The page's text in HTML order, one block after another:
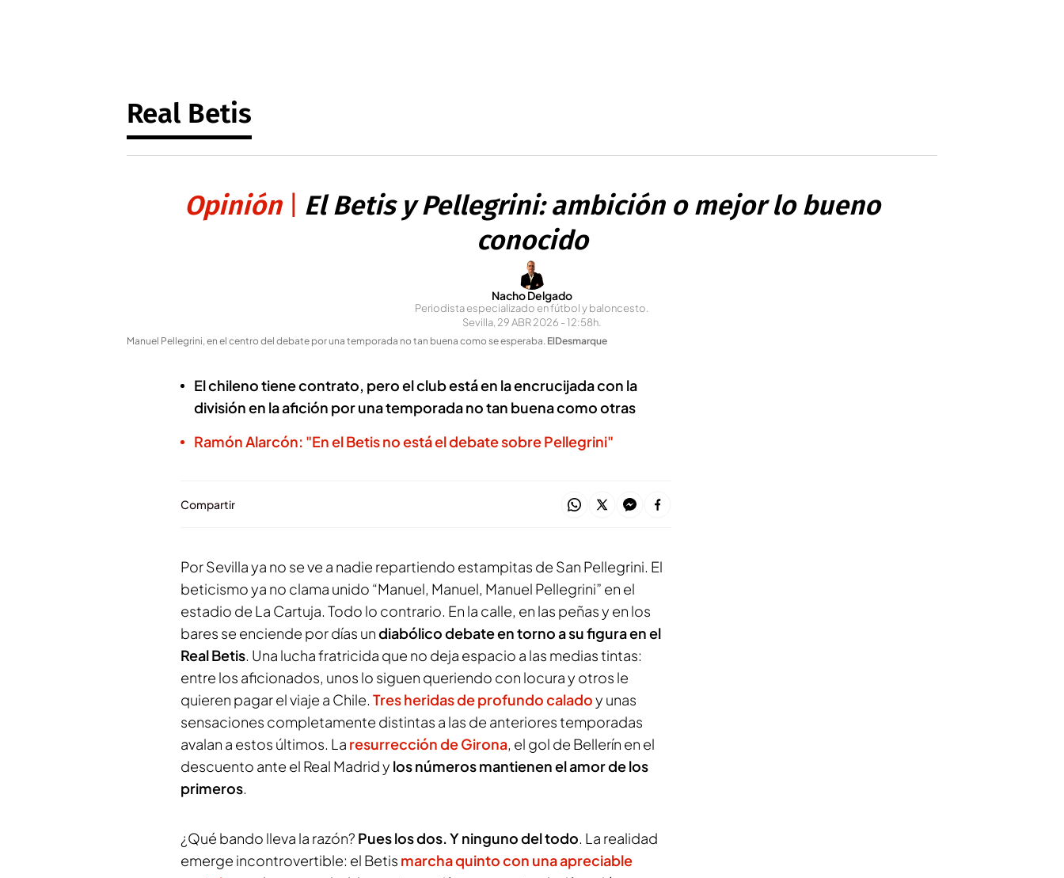
Real Betis
Opinión
El Betis y Pellegrini: ambición o mejor lo bueno
conocido
Nacho Delgado
Periodista especializado en fútbol y baloncesto.
Sevilla, 29 ABR 2026 - 12:58h.
Manuel Pellegrini, en el centro del debate por una temporada no tan buena como se esperaba. ElDesmarque
El chileno tiene contrato, pero el club está en la encrucijada con la
división en la afición por una temporada no tan buena como otras
Ramón Alarcón: "En el Betis no está el debate sobre Pellegrini"
Compartir
Por Sevilla ya no se ve a nadie repartiendo estampitas de San Pellegrini. El
beticismo ya no clama unido “Manuel, Manuel, Manuel Pellegrini” en el
estadio de La Cartuja. Todo lo contrario. En la calle, en las peñas y en los
bares se enciende por días undiabólico debate en torno a su figura en el
Real Betis. Una lucha fratricida que no deja espacio a las medias tintas:
entre los aficionados, unos lo siguen queriendo con locura y otros le
quieren pagar el viaje a Chile. Tres heridas de profundo caladoy unas
sensaciones completamente distintas a las de anteriores temporadas
avalan a estos últimos. La resurrección de Girona, el gol de Bellerín en el
descuento ante el Real Madrid y los números mantienen el amor de los
primeros.
¿Qué bando lleva la razón? Pues los dos. Y ninguno del todo. La realidad
emerge incontrovertible: el Betis marcha quinto con una apreciable